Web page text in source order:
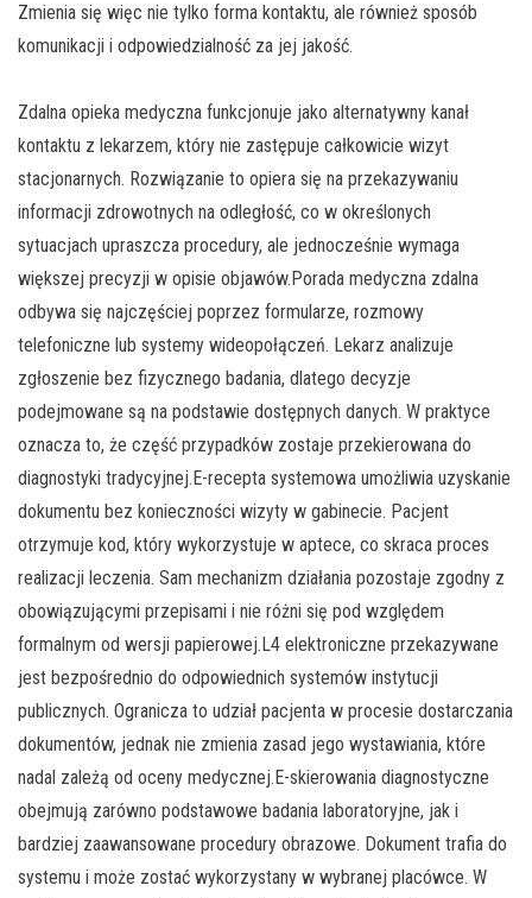
Zmienia się więc nie tylko forma kontaktu, ale również sposób
komunikacji i odpowiedzialność za jej jakość.
Zdalna opieka medyczna funkcjonuje jako alternatywny kanał
kontaktu z lekarzem, który nie zastępuje całkowicie wizyt
stacjonarnych. Rozwiązanie to opiera się na przekazywaniu
informacji zdrowotnych na odległość, co w określonych
sytuacjach upraszcza procedury, ale jednocześnie wymaga
większej precyzji w opisie objawów.Porada medyczna zdalna
odbywa się najczęściej poprzez formularze, rozmowy
telefoniczne lub systemy wideopołączeń. Lekarz analizuje
zgłoszenie bez fizycznego badania, dlatego decyzje
podejmowane są na podstawie dostępnych danych. W praktyce
oznacza to, że część przypadków zostaje przekierowana do
diagnostyki tradycyjnej.E-recepta systemowa umożliwia uzyskanie
dokumentu bez konieczności wizyty w gabinecie. Pacjent
otrzymuje kod, który wykorzystuje w aptece, co skraca proces
realizacji leczenia. Sam mechanizm działania pozostaje zgodny z
obowiązującymi przepisami i nie różni się pod względem
formalnym od wersji papierowej.L4 elektroniczne przekazywane
jest bezpośrednio do odpowiednich systemów instytucji
publicznych. Ogranicza to udział pacjenta w procesie dostarczania
dokumentów, jednak nie zmienia zasad jego wystawiania, które
nadal zależą od oceny medycznej.E-skierowania diagnostyczne
obejmują zarówno podstawowe badania laboratoryjne, jak i
bardziej zaawansowane procedury obrazowe. Dokument trafia do
systemu i może zostać wykorzystany w wybranej placówce. W